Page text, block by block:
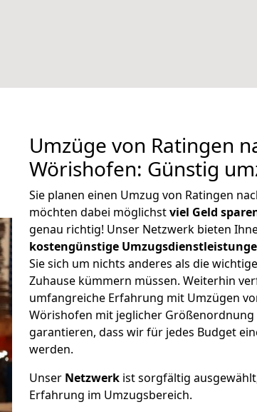
Umzüge von Ratingen
Wörishofen: Günstig
Sie planen einen Umzug von Ratingen
möchten dabei möglichstviel Geld
genau richtig! Unser Netzwerk bieten
kostengünstige
Sie sich um nichts anderes als die
Zuhause kümmern müssen. Weiterhin
umfangreiche Erfahrung mit Umzügen
Wörishofen mit jeglicher
garantieren, dass wir für jedes Budget
werden.
Unser Netzwerk ist sorgfältig
Erfahrung im Umzugsbereich.